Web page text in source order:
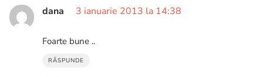
dana 3 ianuarie 2013 la 14:38
Foarte bune ..
RĂSPUNDE